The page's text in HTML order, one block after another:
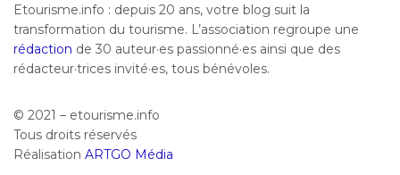
Etourisme.info : depuis 20 ans, votre blog suit la
transformation du tourisme. L’association regroupe une
rédaction de 30 auteur·es passionné·es ainsi que des
rédacteur·trices invité·es, tous bénévoles.
© 2021 – etourisme.info
Tous droits réservés
Réalisation ARTGO Média